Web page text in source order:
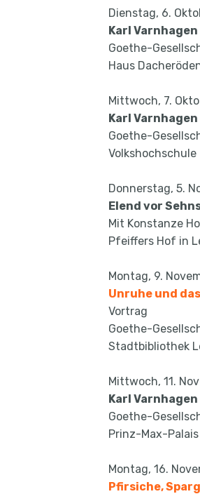
Dienstag, 6.
Karl Varnhagen
Goethe-
Haus
Mittwoch, 7.
Karl Varnhagen
Goethe-
Volkshochschule
Donnerstag, 5.
Elend vor
Mit Konstanze
Pfeiffers Hof in
Montag, 9.
Unruhe und
Vortrag
Goethe-
Stadtbibliothek
Mittwoch, 11.
Karl Varnhagen
Goethe-
Prinz-Max-Palais
Montag, 16.
Pfirsiche,